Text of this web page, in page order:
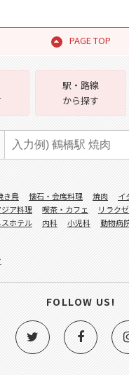
PAGE TOP
駅・路線
から探す
き鳥 懐石・会席料理 焼肉
イ
ジア料理 喫茶・カフェ リラク
ホテル 内科 小児科 動物病
FOLLOW US!